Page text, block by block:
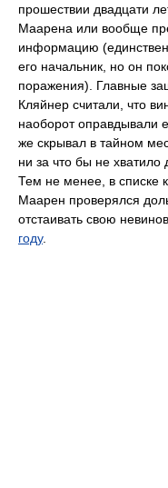
прошествии двадцати
Маарена или вообще
информацию
его начальник, но он
поражения). Главные
Кляйнер считали, что
наоборот оправдывали
же скрывал в тайном
ни за что бы не хватило
Тем не менее, в списке
Маарен проверялся
отстаивать свою
году.